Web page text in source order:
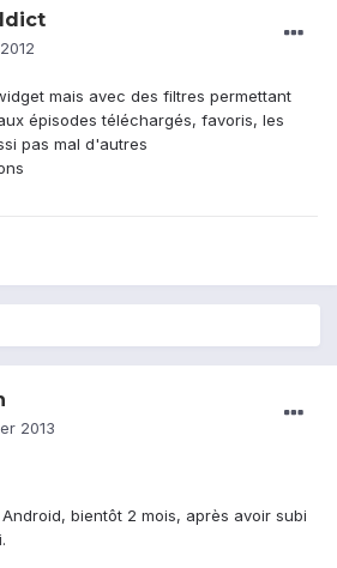
mais avec des filtres permettant
épisodes téléchargés, favoris, les
pas mal d'autres
2013
bientôt 2 mois, après avoir subi